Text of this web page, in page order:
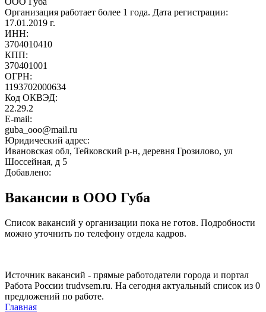
Организация работает более 1 года. Дата регистрации:
17.01.2019 г.
ИНН:
3704010410
КПП:
370401001
ОГРН:
1193702000634
Код ОКВЭД:
22.29.2
E-mail:
guba_ooo@mail.ru
Юридический адрес:
Ивановская обл, Тейковский р-н, деревня Грозилово, ул
Шоссейная, д 5
Добавлено:
Вакансии в ООО Губа
Список вакансий у организации пока не готов. Подробности
можно уточнить по телефону отдела кадров.
Источник вакансий - прямые работодатели города и портал
Работа России trudvsem.ru. На сегодня актуальный список из 0
предложений по работе.
Главная